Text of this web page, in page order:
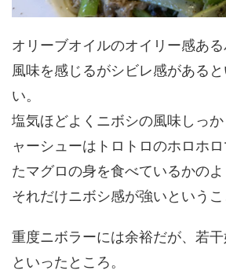
オリーブオイルのオイリー感あ
風味を感じるがシビレ感がある
い。
塩気ほどよくニボシの風味しっ
ャーシューはトロトロのホロホ
たマグロの身を食べているかのよ
それだけニボシ感が強いというこ
重度ニボラーには余裕だが、若
といったところ。